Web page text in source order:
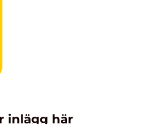
inlägg här